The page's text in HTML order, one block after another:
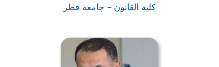
كلية القانون – جامعة قطر